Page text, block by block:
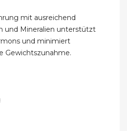
mit ausreichend
und Mineralien unterstützt
und minimiert
Gewichtszunahme.